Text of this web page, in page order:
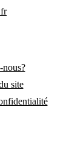
nous?
site